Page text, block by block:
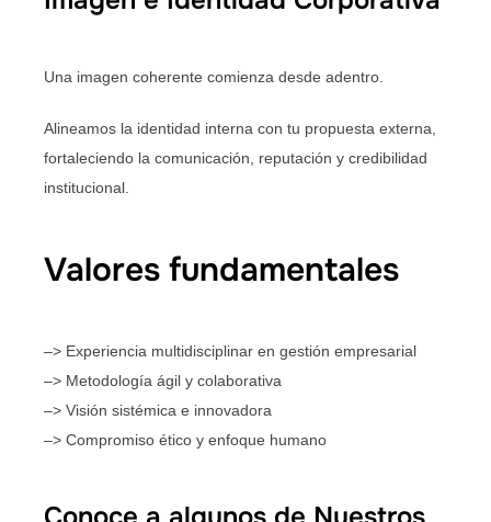
Una imagen coherente comienza desde adentro.
Alineamos la identidad interna con tu propuesta externa,
fortaleciendo la comunicación, reputación y credibilidad
institucional.
Valores fundamentales
–> Experiencia multidisciplinar en gestión empresarial
–> Metodología ágil y colaborativa
–> Visión sistémica e innovadora
–> Compromiso ético y enfoque humano